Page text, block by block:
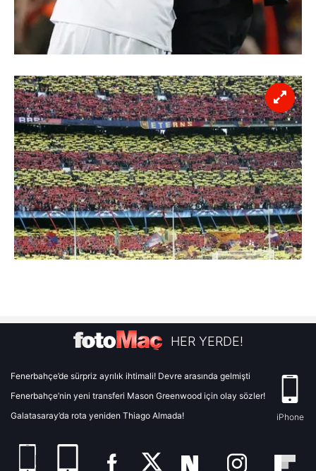
HER YERDE!
Fenerbahçe’de sürpriz ayrılık ihtimali! Devre arasında gelmişti
Fenerbahçe’nin yeni transferi Mason Greenwood için olay sözler!
Galatasaray’da rota yeniden Thiago Almada!
iPhone